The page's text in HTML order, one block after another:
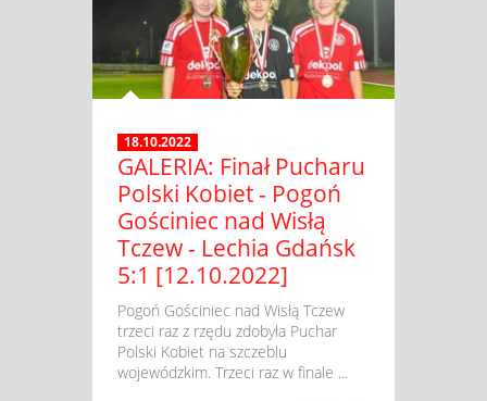
18.10.2022
GALERIA: Finał Pucharu
Polski Kobiet - Pogoń
Gościniec nad Wisłą
Tczew - Lechia Gdańsk
5:1 [12.10.2022]
​ Pogoń Gościniec nad Wisłą Tczew
trzeci raz z rzędu zdobyła Puchar
Polski Kobiet na szczeblu
wojewódzkim. Trzeci raz w finale ...